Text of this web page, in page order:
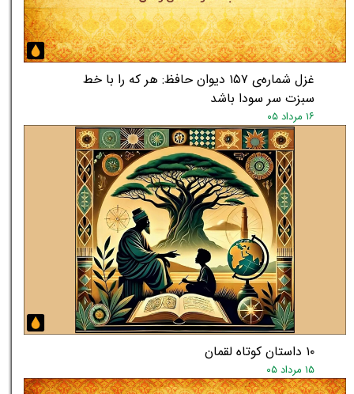
غزل شماره‌ی ۱۵۷ دیوان حافظ: هر که را با خط
سبزت سر سودا باشد
۱۶ مرداد ۰۵
۱۰ داستان کوتاه لقمان
۱۵ مرداد ۰۵